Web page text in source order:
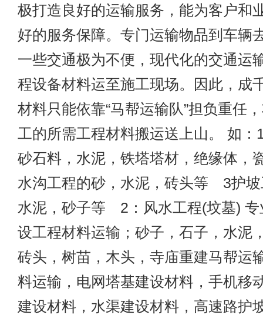
极打造良好的运输服务，能为客户和
好的服务保障。专门运输物品到车辆
一些交通极为不便，现代化的交通运
程设备材料运至施工现场。因此，成
材料只能依靠“马帮运输队”担负重任
工的所需工程材料搬运送上山。 如：
砂石料，水泥，铁塔塔材，绝缘体
水沟工程的砂，水泥，砖头等 3护坡
水泥，砂子等 2：风水工程(坟墓) 专
设工程材料运输；砂子，石子，水泥
砖头，树苗，木头，寺庙重建马帮运
料运输，电网塔基建设材料，手机移
建设材料，水渠建设材料，高速路护